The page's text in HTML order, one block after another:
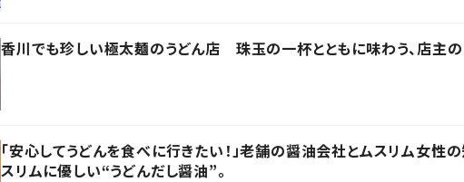
香川でも珍しい極太麺のうどん店 珠玉の一杯とともに味わう、店主
「安心してうどんを食べに行きたい！」老舗の醤油会社とムスリム女性
スリムに優しい“うどんだし醤油”。